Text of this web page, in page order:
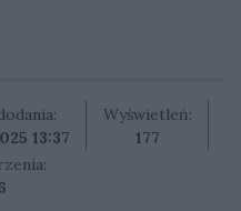
13:37
Wyświetleń:
177